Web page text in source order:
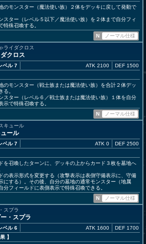
のモンスター（魔法使い族）２体をデッキに戻して発動で
スター（レベル５以下／魔法使い族）を２体まで自分フィ
特殊召喚する。
N
ノーマル仕様
ライダクロス
クロス
ベル 7
ATK 2100 DEF 1500
のモンスター（戦士族または魔法使い族）を合計２体デッ
る。
スター（レベル６／戦士族または魔法使い族）１体を自分
示で特殊召喚する。
N
ノーマル仕様
キュール
ール
ベル 7
ATK 0 DEF 2500
を召喚したターンに、デッキの上からカード３枚を墓地へ
の表示形式を変更する（攻撃表示は表側守備表示に、守備
にする）。その後、自分の墓地の通常モンスター（地属
分フィールドに表側表示で特殊召喚できる。
N
ノーマル仕様
スプラ
・スプラ
ベル 6
】
ATK 1600 DEF 1700